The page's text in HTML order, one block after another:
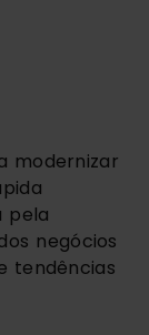
modernizar
pela
negócios
tendências